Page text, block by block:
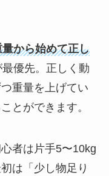
から始めて正し
最優先。正しく動
重量を上げてい
とができます。
者は片手5〜10kg
は「少し物足り